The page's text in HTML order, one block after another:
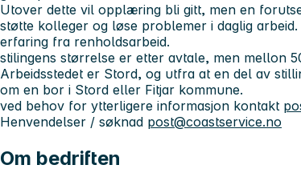
Utover dette vil opplæring bli gitt, men en
støtte kolleger og løse problemer i daglig
erfaring fra renholdsarbeid.
stilingens størrelse er etter avtale, men mellon
Arbeidsstedet er Stord, og utfra at en del av
om en bor i Stord eller Fitjar kommune.
ved behov for ytterligere informasjon kontakt
Henvendelser / søknad post@coastservice.no
Om bedriften